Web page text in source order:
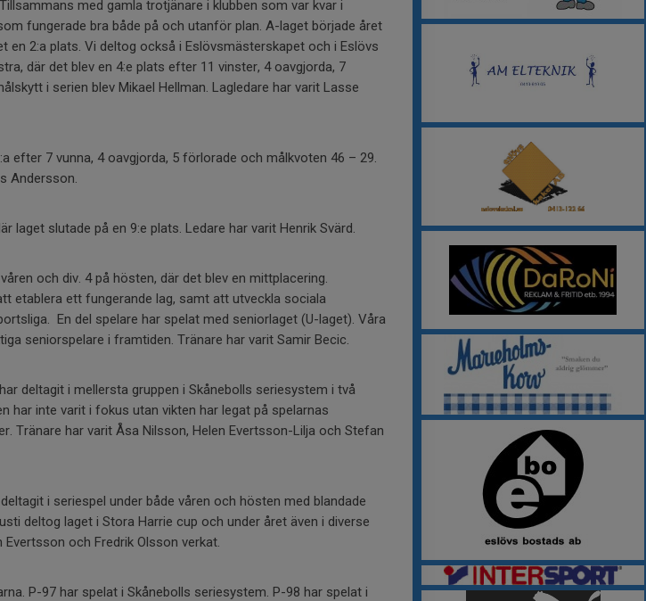
med gamla trotjänare i klubben som var kvar i
fungerade bra både på och utanför plan. A-laget började året
en 2:a plats. Vi deltog också i Eslövsmästerskapet och i Eslövs
där det blev en 4:e plats efter 11 vinster, 4 oavgjorda, 7
i serien blev Mikael Hellman. Lagledare har varit Lasse
efter 7 vunna, 4 oavgjorda, 5 förlorade och målkvoten 46 – 29.
Andersson.
laget slutade på en 9:e plats. Ledare har varit Henrik Svärd.
och div. 4 på hösten, där det blev en mittplacering.
etablera ett fungerande lag, samt att utveckla sociala
En del spelare har spelat med seniorlaget (U-laget). Våra
seniorspelare i framtiden. Tränare har varit Samir Becic.
deltagit i mellersta gruppen i Skånebolls seriesystem i två
har inte varit i fokus utan vikten har legat på spelarnas
Tränare har varit Åsa Nilsson, Helen Evertsson-Lilja och Stefan
i seriespel under både våren och hösten med blandade
deltog laget i Stora Harrie cup och under året även i diverse
och Fredrik Olsson verkat.
P-97 har spelat i Skånebolls seriesystem. P-98 har spelat i